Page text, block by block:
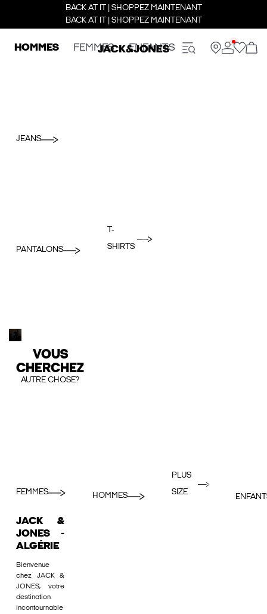
BACK AT IT | SHOPPEZ MAINTENANT
BACK AT IT | SHOPPEZ MAINTENANT
HOMMES FEMMES ENFANTS
JEANS
PANTALONS
T-
SHIRTS
VOUS
CHERCHEZ
AUTRE CHOSE?
FEMMES HOMMES
PLUS
SIZE
JACK &
JONES -
ALGÉRIE
Bienvenue
chez JACK &
JONES, votre
destination
incontournable